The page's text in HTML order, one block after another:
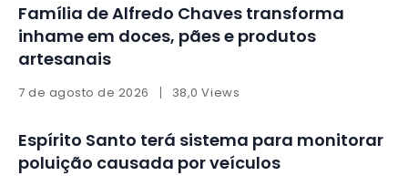
Família de Alfredo Chaves transforma
inhame em doces, pães e produtos
artesanais
7 de agosto de 2026 38,0 Views
Espírito Santo terá sistema para monitorar
poluição causada por veículos